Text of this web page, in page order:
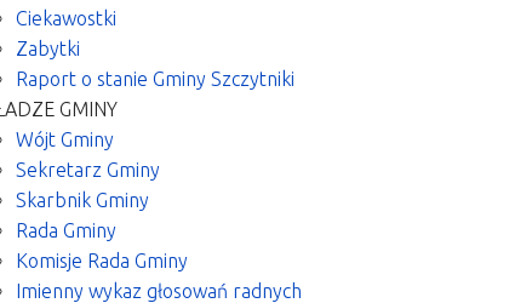
Ciekawostki
Zabytki
Raport o stanie Gminy Szczytniki
GMINY
Wójt Gminy
Sekretarz Gminy
Skarbnik Gminy
Rada Gminy
Komisje Rada Gminy
Imienny wykaz głosowań radnych